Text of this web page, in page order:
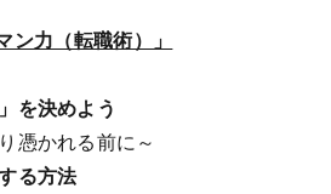
力（転職術）」
を決めよう
憑かれる前に～
る方法